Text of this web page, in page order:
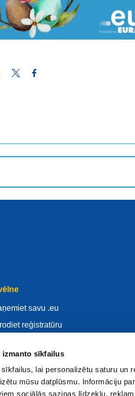
izmanto sīkfailus
lai personalizētu saturu un
mūsu datplūsmu. Informāciju
sociālās saziņas līdzekļu,
Twitter
savu .eu
reģistratūru
centrs
par reģistratūru